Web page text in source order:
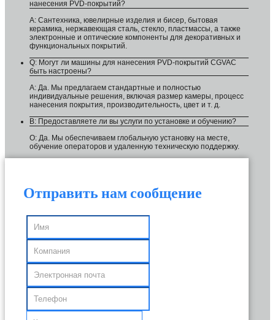
нанесения PVD-покрытий?
A: Сантехника, ювелирные изделия и бисер, бытовая
керамика, нержавеющая сталь, стекло, пластмассы, а также
электронные и оптические компоненты для декоративных и
функциональных покрытий.
Q: Могут ли машины для нанесения PVD-покрытий CGVAC
быть настроены?
A: Да. Мы предлагаем стандартные и полностью
индивидуальные решения, включая размер камеры, процесс
нанесения покрытия, производительность, цвет и т. д.
В: Предоставляете ли вы услуги по установке и обучению?
О: Да. Мы обеспечиваем глобальную установку на месте,
обучение операторов и удаленную техническую поддержку.
Отправить нам сообщение